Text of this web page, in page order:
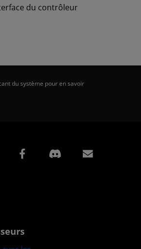
du contrôleur
du système pour en savoir
Facebook